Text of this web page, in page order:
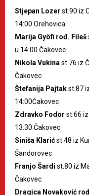
Stjepan Lozer st.90 iz
14:00 Orehovica
Marija Gyöfi rođ. Fileš
u 14:00 Čakovec
Nikola Vukina st.76 iz
Čakovec
Štefanija Pajtakst.87
14:00Čakovec
Zdravko Fodor st.66
13:30 Čakovec
Siniša Klarićst.48 iz
Šandorovec
Franjo Šardi st.80 iz
Čakovec
Dragica Novaković